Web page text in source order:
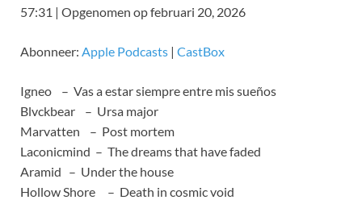
Apple Podcasts CastBox
DELEN
LINK
57:31 | Opgenomen op februari 20, 2026
Abonneer: Apple Podcasts | CastBox
Igneo – Vas a estar siempre entre mis sueños
Blvckbear – Ursa major
Marvatten – Post mortem
Laconicmind – The dreams that have faded
Aramid – Under the house
Hollow Shore – Death in cosmic void